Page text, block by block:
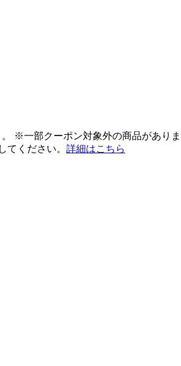
※一部クーポン対象外の商品があ
てください。 詳細はこちら